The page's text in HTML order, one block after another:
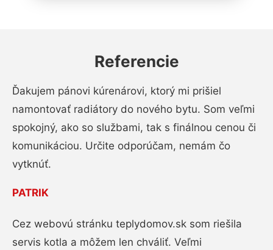
Referencie
Ďakujem pánovi kúrenárovi, ktorý mi prišiel
namontovať radiátory do nového bytu. Som veľmi
spokojný, ako so službami, tak s finálnou cenou či
komunikáciou. Určite odporúčam, nemám čo
vytknúť.
PATRIK
Cez webovú stránku teplydomov.sk som riešila
servis kotla a môžem len chváliť. Veľmi